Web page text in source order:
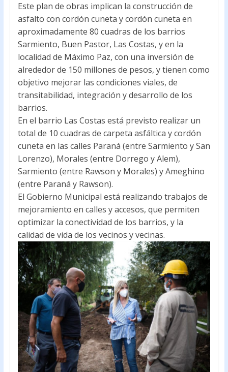
Este plan de obras implican la construcción de
asfalto con cordón cuneta y cordón cuneta en
aproximadamente 80 cuadras de los barrios
Sarmiento, Buen Pastor, Las Costas, y en la
localidad de Máximo Paz, con una inversión de
alrededor de 150 millones de pesos, y tienen como
objetivo mejorar las condiciones viales, de
transitabilidad, integración y desarrollo de los
barrios.
En el barrio Las Costas está previsto realizar un
total de 10 cuadras de carpeta asfáltica y cordón
cuneta en las calles Paraná (entre Sarmiento y San
Lorenzo), Morales (entre Dorrego y Alem),
Sarmiento (entre Rawson y Morales) y Ameghino
(entre Paraná y Rawson).
El Gobierno Municipal está realizando trabajos de
mejoramiento en calles y accesos, que permiten
optimizar la conectividad de los barrios, y la
calidad de vida de los vecinos y vecinas.